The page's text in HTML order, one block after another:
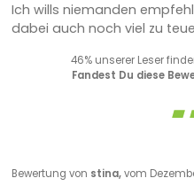
Ich wills niemanden
dabei auch noch viel zu
46% unserer Leser
Fandest Du diese
Bewertung von stina,vom